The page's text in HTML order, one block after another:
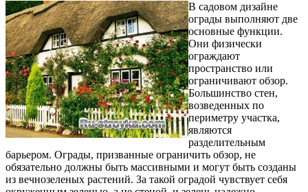
В садовом дизайне
ограды выполняют две
основные функции.
Они физически
ограждают
пространство или
ограничивают обзор.
Большинство стен,
возведенных по
периметру участка,
являются
разделительным
барьером. Ограды, призванные ограничить обзор, не
обязательно должны быть массивными и могут быть созданы
из вечнозеленых растений. За такой оградой чувствует себя